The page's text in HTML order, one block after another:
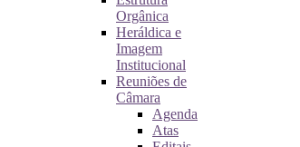
Orgânica
Heráldica e
Imagem
Institucional
Reuniões de
Câmara
Agenda
Atas